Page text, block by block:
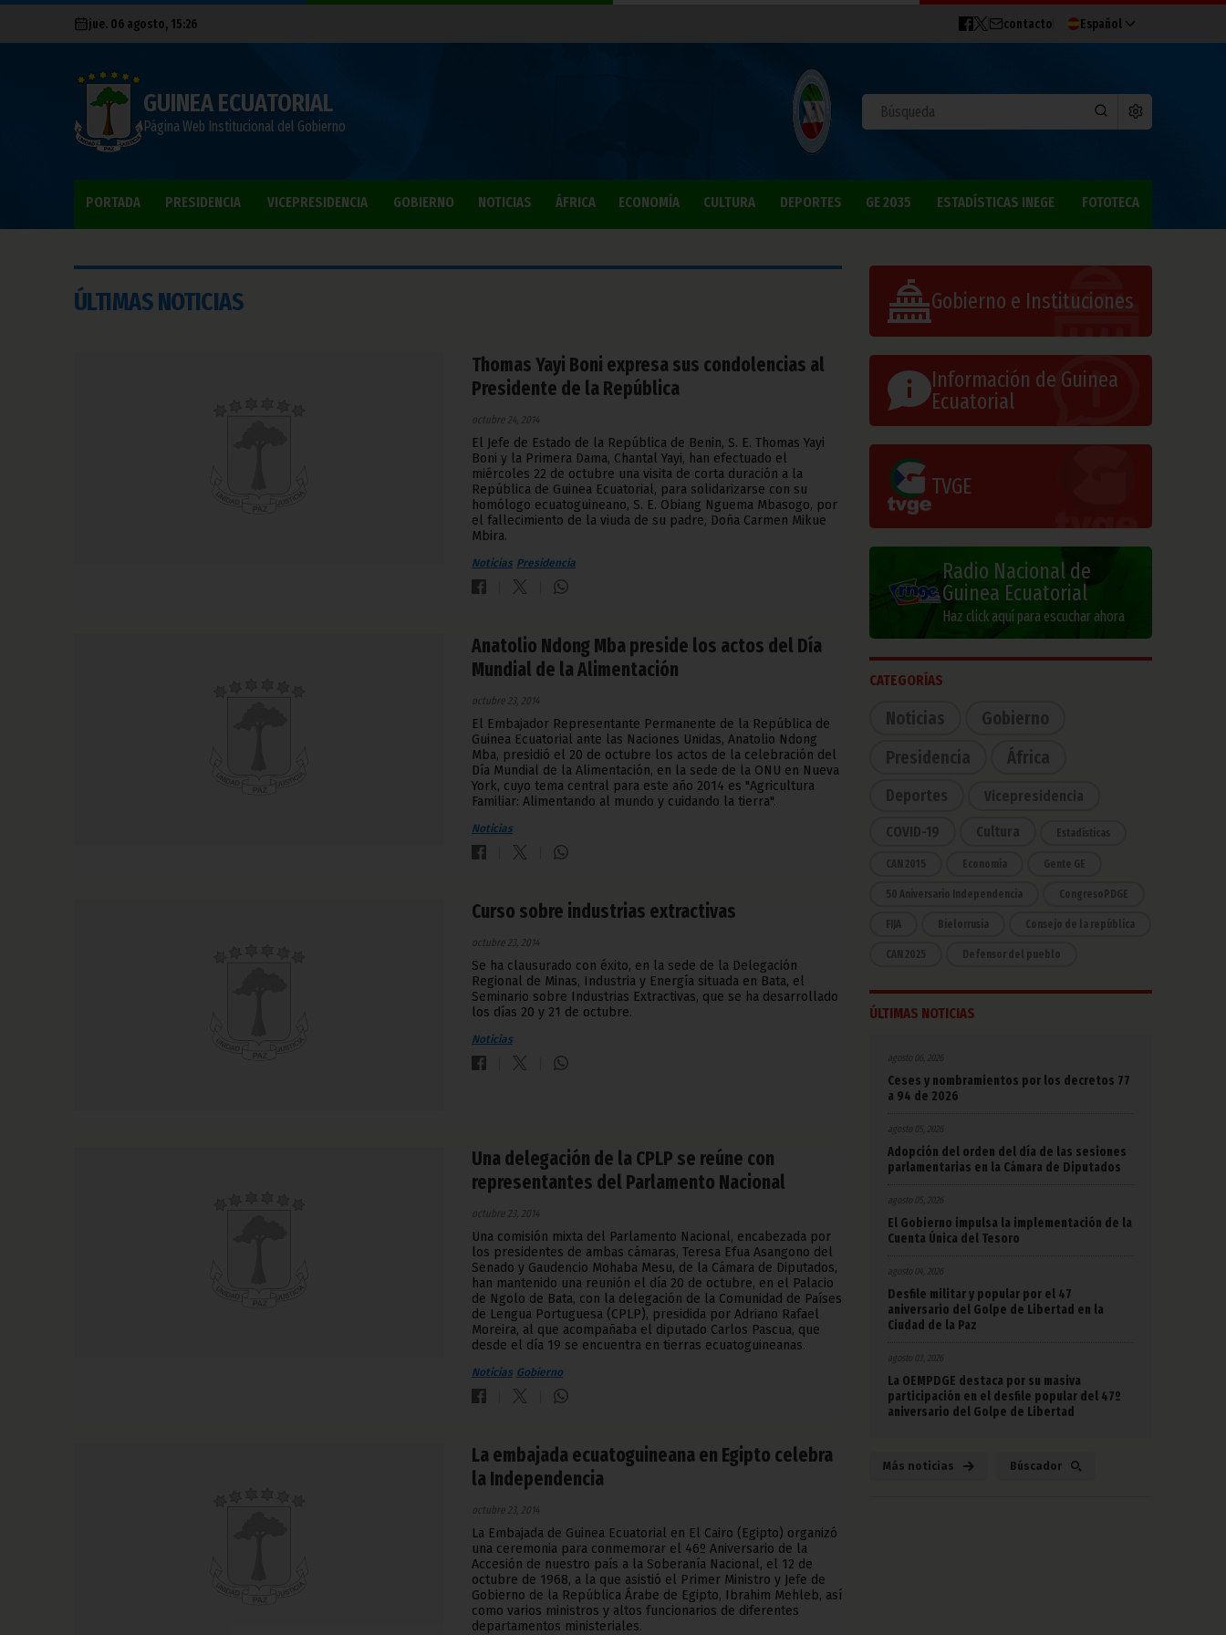
jue. 06 agosto, 15:26 contacto Español
GUINEA ECUATORIAL
Página Web Institucional del Gobierno
PORTADA PRESIDENCIA VICEPRESIDENCIA GOBIERNO NOTICIAS ÁFRICA ECONOMÍA CULTURA DEPORTES GE 2035 ESTADÍSTICAS INEGE FOTOTECA
ÚLTIMAS NOTICIAS
Thomas Yayi Boni expresa sus condolencias al
Presidente de la República
octubre 24, 2014
El Jefe de Estado de la República de Benin, S. E. Thomas Yayi
Boni y la Primera Dama, Chantal Yayi, han efectuado el
miércoles 22 de octubre una visita de corta duración a la
República de Guinea Ecuatorial, para solidarizarse con su
homólogo ecuatoguineano, S. E. Obiang Nguema Mbasogo, por
el fallecimiento de la viuda de su padre, Doña Carmen Mikue
Mbira.
Noticias Presidencia
Anatolio Ndong Mba preside los actos del Día
Mundial de la Alimentación
octubre 23, 2014
El Embajador Representante Permanente de la República de
Guinea Ecuatorial ante las Naciones Unidas, Anatolio Ndong
Mba, presidió el 20 de octubre los actos de la celebración del
Día Mundial de la Alimentación, en la sede de la ONU en Nueva
York, cuyo tema central para este año 2014 es "Agricultura
Familiar: Alimentando al mundo y cuidando la tierra".
Noticias
Curso sobre industrias extractivas
octubre 23, 2014
Se ha clausurado con éxito, en la sede de la Delegación
Regional de Minas, Industria y Energía situada en Bata, el
Seminario sobre Industrias Extractivas, que se ha desarrollado
los días 20 y 21 de octubre.
Noticias
Una delegación de la CPLP se reúne con
representantes del Parlamento Nacional
octubre 23, 2014
Una comisión mixta del Parlamento Nacional, encabezada por
los presidentes de ambas cámaras, Teresa Efua Asangono del
Senado y Gaudencio Mohaba Mesu, de la Cámara de Diputados,
han mantenido una reunión el día 20 de octubre, en el Palacio
de Ngolo de Bata, con la delegación de la Comunidad de Países
de Lengua Portuguesa (CPLP), presidida por Adriano Rafael
Moreira, al que acompañaba el diputado Carlos Pascua, que
desde el día 19 se encuentra en tierras ecuatoguineanas.
Noticias Gobierno
La embajada ecuatoguineana en Egipto celebra
la Independencia
octubre 23, 2014
La Embajada de Guinea Ecuatorial en El Cairo (Egipto) organizó
una ceremonia para conmemorar el 46º Aniversario de la
Accesión de nuestro país a la Soberanía Nacional, el 12 de
octubre de 1968, a la que asistió el Primer Ministro y Jefe de
Gobierno de la República Árabe de Egipto, Ibrahim Mehleb, así
como varios ministros y altos funcionarios de diferentes
departamentos ministeriales.
Gobierno e Instituciones
Información de Guinea
Ecuatorial
TVGE
Radio Nacional de
Guinea Ecuatorial
Haz click aquí para escuchar ahora
CATEGORÍAS
Noticias
Gobierno
Presidencia
África
Deportes Vicepresidencia
COVID-19 Cultura Estadísticas
CAN 2015 Economía Gente GE
50 Aniversario Independencia CongresoPDGE
FIJA Bielorrusia Consejo de la república
CAN 2025 Defensor del pueblo
ÚLTIMAS NOTICIAS
agosto 06, 2026
Ceses y nombramientos por los decretos 77
a 94 de 2026
agosto 05, 2026
Adopción del orden del día de las sesiones
parlamentarias en la Cámara de Diputados
agosto 05, 2026
El Gobierno impulsa la implementación de la
Cuenta Única del Tesoro
agosto 04, 2026
Desfile militar y popular por el 47
aniversario del Golpe de Libertad en la
Ciudad de la Paz
agosto 03, 2026
La OEMPDGE destaca por su masiva
participación en el desfile popular del 47º
aniversario del Golpe de Libertad
Más noticias Búscador